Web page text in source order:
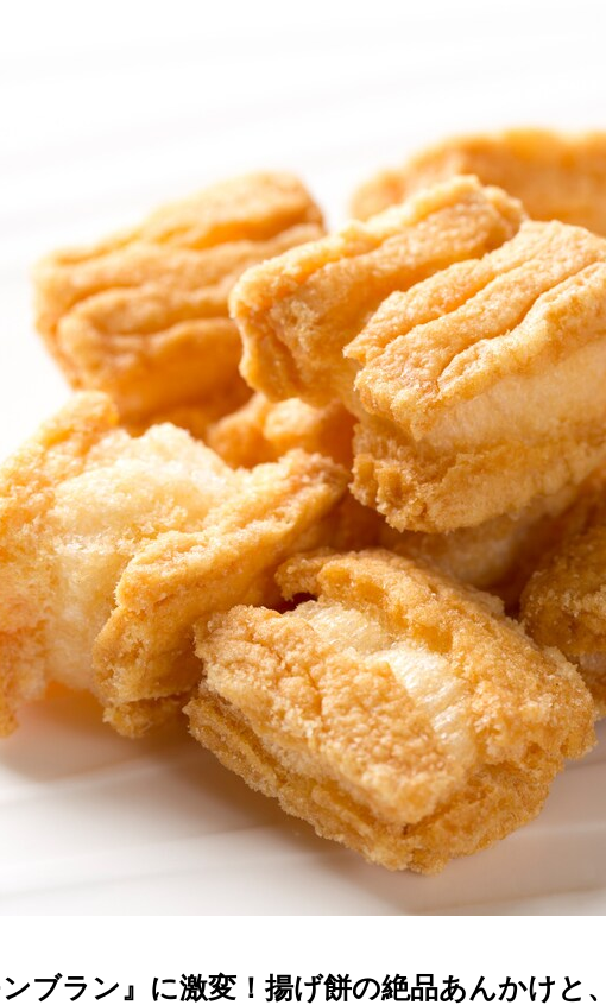
ブラン』に激変！揚げ餅の絶品あんかけと